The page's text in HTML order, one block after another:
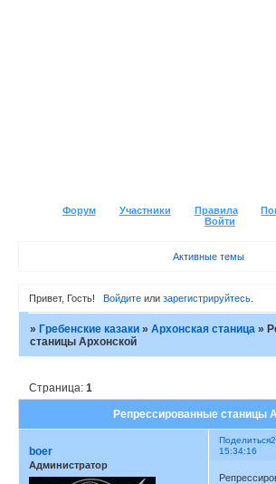
Форум Участники Правила
Войти
Активные темы
Привет, Гость! Войдитеили зарегистрируйтесь.
»Гребенские казаки »Архонская станица »
станицы Архонской
Репрессированные станицы
Страница:1
Поделиться
15:34:16
boer
Администратор